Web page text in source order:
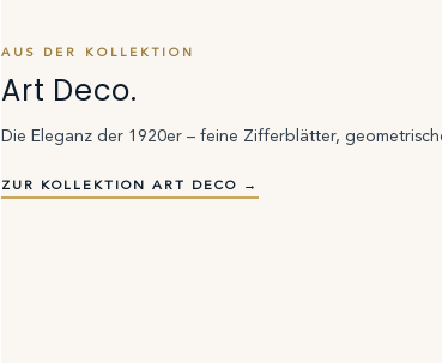
AUS DER KOLLEKTION
Art Deco.
Die Eleganz der 1920er – feine Zifferblätter,
ZUR KOLLEKTION ART DECO →